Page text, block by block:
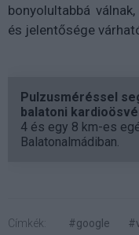
bonyolultabbá
és jelentősége
Pulzusméréssel
balatoni
4 és egy 8 km-es
Balatonalmádiban.
Címkék: #google